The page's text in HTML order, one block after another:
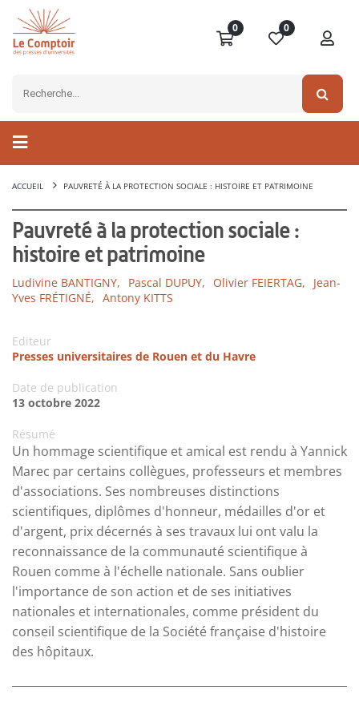
0 0
ACCUEIL PAUVRETÉ À LA PROTECTION SOCIALE : HISTOIRE ET PATRIMOINE
Pauvreté à la protection sociale :
histoire et patrimoine
Ludivine BANTIGNY, Pascal DUPUY, Olivier FEIERTAG,
Jean-
Yves FRÉTIGNÉ, Antony KITTS
Editeur
Presses universitaires de Rouen et du Havre
Date de publication
13 octobre 2022
Résumé
Un hommage scientifique et amical est rendu à Yannick
Marec par certains collègues, professeurs et membres
d'associations. Ses nombreuses distinctions
scientifiques, diplômes d'honneur, médailles d'or et
d'argent, prix décernés à ses travaux lui ont valu la
reconnaissance de la communauté scientifique à
Rouen comme à l'échelle nationale. Sans oublier
l'importance de son action et de ses initiatives
nationales et internationales, comme président du
conseil scientifique de la Société française d'histoire
des hôpitaux.